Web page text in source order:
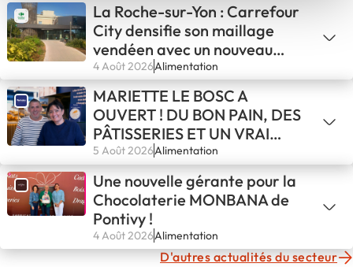
La Roche-sur-Yon : Carrefour
City densifie son maillage
vendéen avec un nouveau
binôme de franchisés
4 Août 2026Alimentation
MARIETTE LE BOSC A
OUVERT ! DU BON PAIN, DES
PÂTISSERIES ET UN VRAI
COFFEE SHOP À DEUX PAS
DU LAC DU SALAGOU
5 Août 2026Alimentation
Une nouvelle gérante pour la
Chocolaterie MONBANA de
Pontivy !
4 Août 2026Alimentation
D'autres actualités du secteur